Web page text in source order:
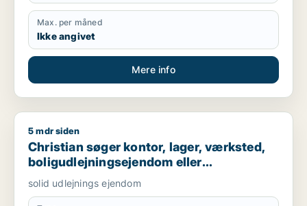
Max. per måned
Ikke angivet
Mere info
Christian søger kontor, lager, værksted,
5 mdr siden
Christian søger kontor, lager, værksted,
boligudlejningsejendom eller
produktionslokaler til salg i Nordsjælland,
Roskilde eller Holbæk
solid udlejnings ejendom